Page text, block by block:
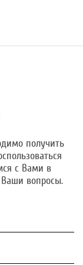
получить
с Вами в
вопросы.